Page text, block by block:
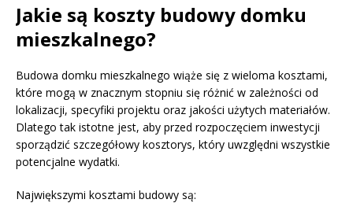
Jakie są koszty budowy domku
mieszkalnego?
Budowa domku mieszkalnego wiąże się z wieloma kosztami,
które mogą w znacznym stopniu się różnić w zależności od
lokalizacji, specyfiki projektu oraz jakości użytych materiałów.
Dlatego tak istotne jest, aby przed rozpoczęciem inwestycji
sporządzić szczegółowy kosztorys, który uwzględni wszystkie
potencjalne wydatki.
Największymi kosztami budowy są: